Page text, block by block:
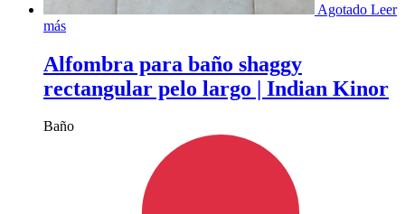
Agotado Leer
más
Alfombra para baño shaggy
rectangular pelo largo | Indian Kinor
Baño